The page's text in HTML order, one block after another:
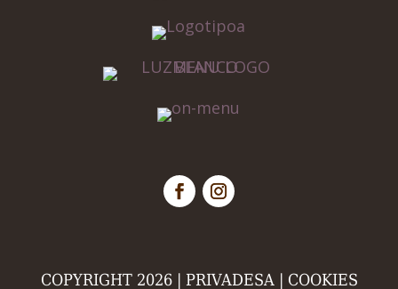
COPYRIGHT 2026 | PRIVADESA | COOKIES